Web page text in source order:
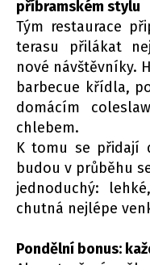
příbramském stylu
Tým restaurace
terasu přilákat
nové návštěvníky.
barbecue křídla,
domácím
chlebem.
K tomu se přidají
budou v průběhu
jednoduchý:
chutná nejlépe
Pondělní bonus: